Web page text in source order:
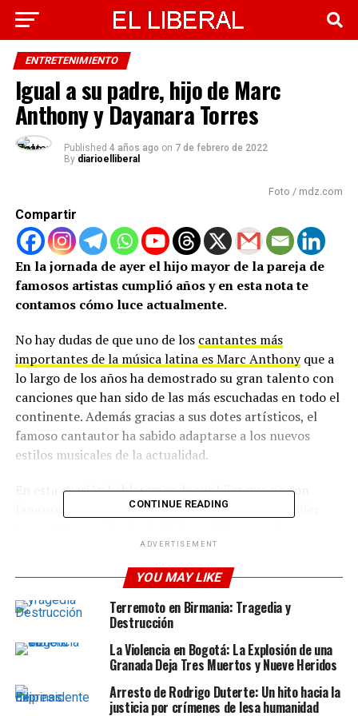
ENTRETENIMIENTO
Igual a su padre, hijo de Marc
Anthony y Dayanara Torres
Published 4 años ago on 7 de febrero de 2022
By diarioelliberal
Foto / mdz.com
Compartir
En la jornada de ayer el hijo mayor de la pareja de
famosos artistas cumplió años y en esta nota te
contamos cómo luce actualmente.
No hay dudas de que uno de los cantantes más
importantes de la música latina es Marc Anthonyque a
lo largo de los años ha demostrado su gran talento con
canciones que han sido de las más escuchadas en todo el
continente. Además gracias a sus dotes artísticos, el
famoso cantautor ha sabido adaptarse a los nuevos
estilos musicales de la actualidad.
En esta ocasión hablaremos de sus hijos que no son
famosos como los que tiene con la cantante Jennifer
tuvo dos hijos más con la ex
Dayanara Torres. Sin embargo antes tuvo su
Debbie Rosadoy adoptó uno que ya
tenía la ex policía.
Con ella tuvo a su hija mayor llamada Arianna Rosado
Muñiz
que en varias oportunidades la hemos visto en
fotos publicadas en el perfil de su padre. Por su
parte,Debbie Rosadoya tenía un hijo cuando conoció
CONTINUE READING
ADVERTISEMENT
YOU MAY LIKE
Terremoto en Birmania: Tragedia y
Destrucción
La Violencia en Bogotá: La Explosión de una
Granada Deja Tres Muertos y Nueve Heridos
Arresto de Rodrigo Duterte: Un hito hacia la
justicia por crímenes de lesa humanidad